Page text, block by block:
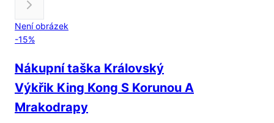
Není obrázek
-15%
Nákupní taška Královský
Výkřik King Kong S Korunou A
Mrakodrapy